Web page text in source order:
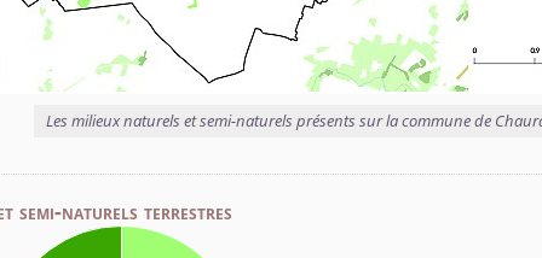
Les milieux naturels et semi-naturels présents sur la commune de
semi-naturels terrestres